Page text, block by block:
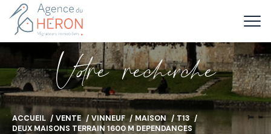
Vore recece
ACCUEIL VENTE VINNEUF MAISON
T13
DEUX MAISONS TERRAIN 1600 M DEPENDANCES